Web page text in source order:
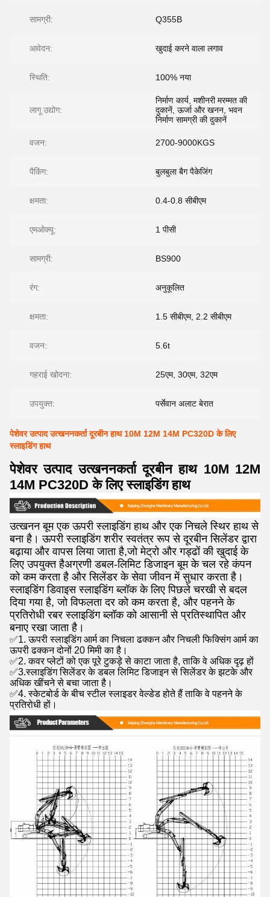
सामग्री: Q355B
आवेदन: खुदाई करने वाला लगाव
स्थिति: 100% नया
लागू उद्योग:
निर्माण कार्य, मशीनरी मरम्मत की
दुकानें, ऊर्जा और खनन, भवन
निर्माण सामग्री की दुकानें
वजन: 2700-9000KGS
पैकिंग: बुलबुला बैग पैकेजिंग
क्षमता: 0.4-0.8 सीबीएम
एमओक्यू: 1 पीसी
सामग्री: BS900
रंग: अनुकूलित
क्षमता: 1.5 सीबीएम, 2.2 सीबीएम
वजन: 5.6t
गहराई खोदना: 25एम, 30एम, 32एम
उपयुक्त: पर्सेवान अलाट बेरात
पेशेवर उत्पाद उत्खननकर्ता दूरबीन हाथ 10M 12M 14M PC320D के लिए
स्लाइडिंग हाथ
पेशेवर उत्पाद उत्खननकर्ता दूरबीन हाथ 10M 12M
14M PC320D के लिए स्लाइडिंग हाथ
उत्खनन बूम एक ऊपरी स्लाइडिंग हाथ और एक निचले स्थिर हाथ से
बना है। ऊपरी स्लाइडिंग शरीर स्वतंत्र रूप से दूरबीन सिलेंडर द्वारा
बढ़ाया और वापस लिया जाता है,जो मेट्रो और गड्ढों की खुदाई के
लिए उपयुक्त हैअग्रणी डबल-लिमिट डिजाइन बूम के चल रहे कंपन
को कम करता है और सिलेंडर के सेवा जीवन में सुधार करता है।
स्लाइडिंग डिवाइस स्लाइडिंग ब्लॉक के लिए पिछले चरखी से बदल
दिया गया है, जो विफलता दर को कम करता है, और पहनने के
प्रतिरोधी रबर स्लाइडिंग ब्लॉक को आसानी से प्रतिस्थापित और
बनाए रखा जाता है।
✅1. ऊपरी स्लाइडिंग आर्म का निचला ढक्कन और निचली फिक्सिंग आर्म का
ऊपरी ढक्कन दोनों 20 मिमी का है।
✅2. कवर प्लेटों को एक पूरे टुकड़े से काटा जाता है, ताकि वे अधिक दृढ़ हों
✅3.स्लाइडिंग सिलेंडर के डबल लिमिट डिजाइन से सिलेंडर के झटके और
अधिक खींचने से बचा जाता है।
✅4. स्केटबोर्ड के बीच स्टील स्लाइडर वेल्डेड होते हैं ताकि वे पहनने के
प्रतिरोधी हों।